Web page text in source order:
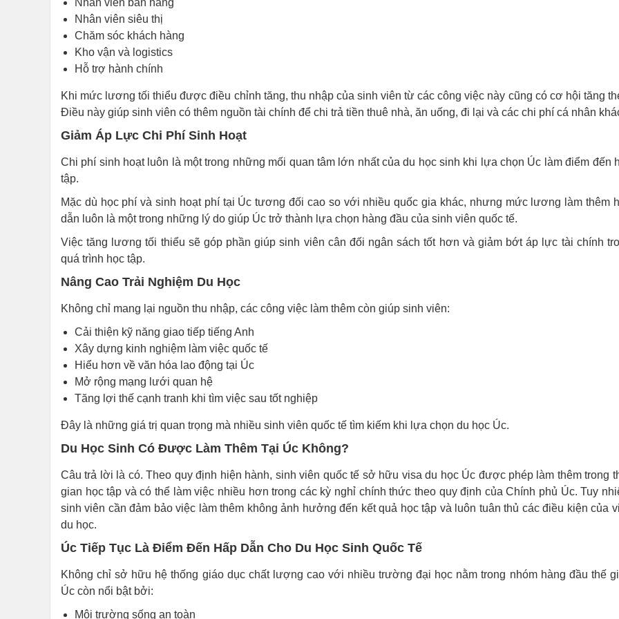
Nhân viên bán hàng
Nhân viên siêu thị
Chăm sóc khách hàng
Kho vận và logistics
Hỗ trợ hành chính
Khi mức lương tối thiểu được điều chỉnh tăng, thu nhập của sinh viên từ các công việc này cũng có cơ hội tăng
Điều này giúp sinh viên có thêm nguồn tài chính để chi trả tiền thuê nhà, ăn uống, đi lại và các chi phí cá nhân
Giảm Áp Lực Chi Phí Sinh Hoạt
Chi phí sinh hoạt luôn là một trong những mối quan tâm lớn nhất của du học sinh khi lựa chọn Úc làm điểm đến
tập.
Mặc dù học phí và sinh hoạt phí tại Úc tương đối cao so với nhiều quốc gia khác, nhưng mức lương làm thêm
dẫn luôn là một trong những lý do giúp Úc trở thành lựa chọn hàng đầu của sinh viên quốc tế.
Việc tăng lương tối thiểu sẽ góp phần giúp sinh viên cân đối ngân sách tốt hơn và giảm bớt áp lực tài chính
quá trình học tập.
Nâng Cao Trải Nghiệm Du Học
Không chỉ mang lại nguồn thu nhập, các công việc làm thêm còn giúp sinh viên:
Cải thiện kỹ năng giao tiếp tiếng Anh
Xây dựng kinh nghiệm làm việc quốc tế
Hiểu hơn về văn hóa lao động tại Úc
Mở rộng mạng lưới quan hệ
Tăng lợi thế cạnh tranh khi tìm việc sau tốt nghiệp
Đây là những giá trị quan trọng mà nhiều sinh viên quốc tế tìm kiếm khi lựa chọn du học Úc.
Du Học Sinh Có Được Làm Thêm Tại Úc Không?
Câu trả lời là có. Theo quy định hiện hành, sinh viên quốc tế sở hữu visa du học Úc được phép làm thêm trong
gian học tập và có thể làm việc nhiều hơn trong các kỳ nghỉ chính thức theo quy định của Chính phủ Úc. Tuy
sinh viên cần đảm bảo việc làm thêm không ảnh hưởng đến kết quả học tập và luôn tuân thủ các điều kiện của
du học.
Úc Tiếp Tục Là Điểm Đến Hấp Dẫn Cho Du Học Sinh Quốc Tế
Không chỉ sở hữu hệ thống giáo dục chất lượng cao với nhiều trường đại học nằm trong nhóm hàng đầu thế
Úc còn nổi bật bởi:
Môi trường sống an toàn